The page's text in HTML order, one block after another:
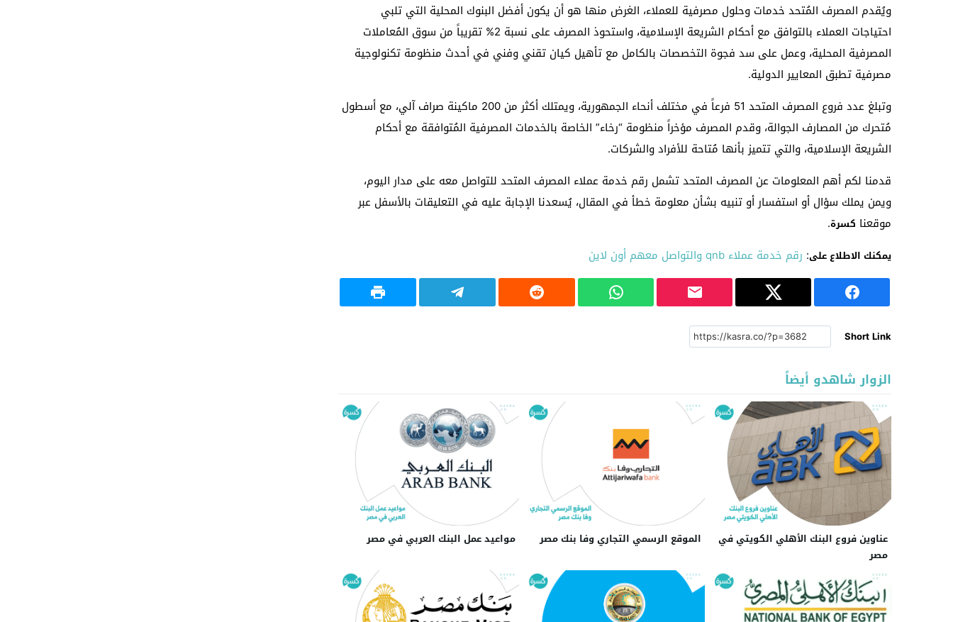
ويُقدم المصرف المُتحد خدمات وحلول مصرفية للعملاء، الغرض منها هو أن يكون أفضل البنوك المحلية التي تلبي
احتياجات العملاء بالتوافق مع أحكام الشريعة الإسلامية، واستحوذ المصرف على نسبة 2% تقريباً من سوق المُعاملات
المصرفية المحلية، وعمل على سد فجوة التخصصات بالكامل مع تأهيل كيان تقني وفني في أحدث منظومة تكنولوجية
مصرفية تطبق المعايير الدولية.
وتبلغ عدد فروع المصرف المتحد 51 فرعاً في مختلف أنحاء الجمهورية، ويمتلك أكثر من 200 ماكينة صراف آلي، مع أسطول
مُتحرك من المصارف الجوالة، وقدم المصرف مؤخراً منظومة “رخاء” الخاصة بالخدمات المصرفية المُتوافقة مع أحكام
الشريعة الإسلامية، والتي تتميز بأنها مُتاحة للأفراد والشركات.
قدمنا لكم أهم المعلومات عن المصرف المتحد تشمل رقم خدمة عملاء المصرف المتحد للتواصل معه على مدار اليوم،
ويمن يملك سؤال أو استفسار أو تنبيه بشأن معلومة خطأ في المقال، يُسعدنا الإجابة عليه في التعليقات بالأسفل عبر
موقعنا كسرة.
يمكنك الاطلاع على: رقم خدمة عملاء qnb والتواصل معهم أون لاين
Short Link
الزوار شاهدو أيضاً
عناوين فروع البنك الأهلي الكويتي في
مصر
الموقع الرسمي التجاري وفا بنك مصر مواعيد عمل البنك العربي في مصر